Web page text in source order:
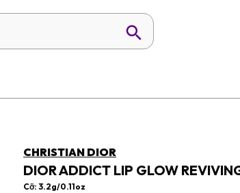
CHRISTIAN DIOR
DIOR ADDICT LIP GLOW
Cỡ: 3.2g/0.11oz